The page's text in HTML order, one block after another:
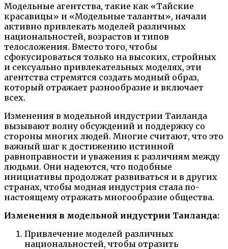
Модельные агентства, такие как «Тайские
красавицы» и «Модельные таланты», начали
активно привлекать моделей различных
национальностей, возрастов и типов
телосложения. Вместо того, чтобы
сфокусироваться только на высоких, стройных
и сексуально привлекательных моделях, эти
агентства стремятся создать модный образ,
который отражает разнообразие и включает
всех.
Изменения в модельной индустрии Таиланда
вызывают волну обсуждений и поддержку со
стороны многих людей. Многие считают, что это
важный шаг к достижению истинной
равноправности и уважения к различиям между
людьми. Они надеются, что подобные
инициативы продолжат развиваться и в других
странах, чтобы модная индустрия стала по-
настоящему отражать многообразие общества.
Изменения в модельной индустрии Таиланда:
Привлечение моделей различных
национальностей, чтобы отразить